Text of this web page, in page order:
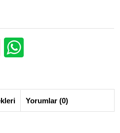
Yorumlar (0)